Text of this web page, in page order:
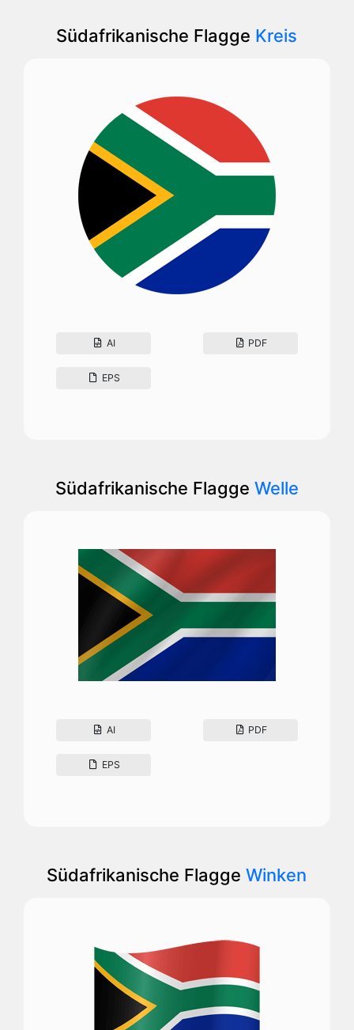
Südafrikanische Flagge Kreis
AI PDF
EPS
Südafrikanische Flagge Welle
AI PDF
EPS
Südafrikanische FlaggeWinken